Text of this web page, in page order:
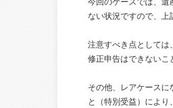
今回のケースでは、遺
ない状況ですので、上
注意すべき点として
修正申告はできないこ
その他、レアケースに
と（特別受益）によ